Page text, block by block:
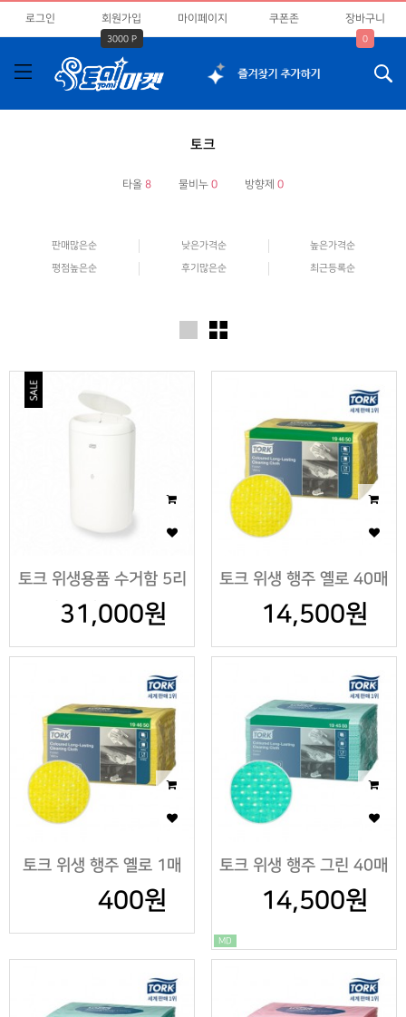
로그인 회원가입
3000 P
마이페이지 쿠폰존 장바구니
0
토크
타올 8 물비누 0 방향제 0
판매많은순 낮은가격순 높은가격순
평점높은순 후기많은순 최근등록순
토크 위생용품 수거함 5리
터, 쓰레기통 겸용
31,000원
토크 위생 행주 옐로 40매
14,500원
토크 위생 행주 옐로 1매
400원
토크 위생 행주 그린 40매
14,500원
MD